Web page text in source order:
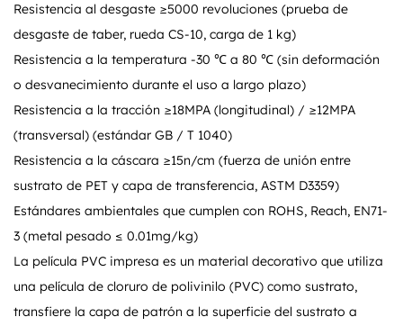
Resistencia al desgaste ≥5000 revoluciones (prueba de
desgaste de taber, rueda CS-10, carga de 1 kg)
Resistencia a la temperatura -30 ℃ a 80 ℃ (sin deformación
o desvanecimiento durante el uso a largo plazo)
Resistencia a la tracción ≥18MPA (longitudinal) / ≥12MPA
(transversal) (estándar GB / T 1040)
Resistencia a la cáscara ≥15n/cm (fuerza de unión entre
sustrato de PET y capa de transferencia, ASTM D3359)
Estándares ambientales que cumplen con ROHS, Reach, EN71-
3 (metal pesado ≤ 0.01mg/kg)
La película PVC impresa es un material decorativo que utiliza
una película de cloruro de polivinilo (PVC) como sustrato,
transfiere la capa de patrón a la superficie del sustrato a